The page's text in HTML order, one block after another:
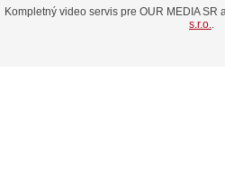
Kompletný video servis pre OUR MEDIA SR
s.r.o..